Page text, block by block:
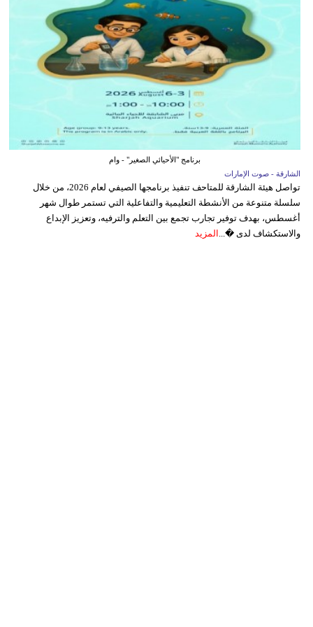
برنامج "الأحيائي الصغير" - وام
الشارقة - صوت الإمارات
تواصل هيئة الشارقة للمتاحف تنفيذ برنامجها الصيفي لعام 2026، من خلال
سلسلة متنوعة من الأنشطة التعليمية والتفاعلية التي تستمر طوال شهر
أغسطس، بهدف توفير تجارب تجمع بين التعلم والترفيه، وتعزيز الإبداع
والاستكشاف لدى �... المزيد